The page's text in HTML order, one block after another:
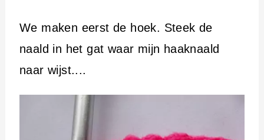
We maken eerst de hoek. Steek de
naald in het gat waar mijn haaknaald
naar wijst....